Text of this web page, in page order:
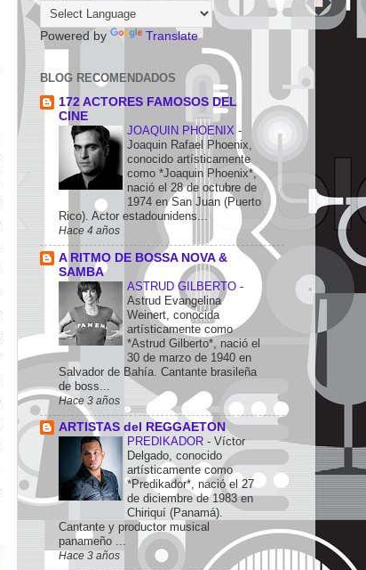
Powered by Translate
BLOG RECOMENDADOS
172 ACTORES FAMOSOS DEL
CINE
JOAQUIN PHOENIX -
Joaquin Rafael Phoenix,
conocido artísticamente
como *Joaquin Phoenix*,
nació el 28 de octubre de
1974 en San Juan (Puerto
Rico). Actor estadounidens...
Hace 4 años
A RITMO DE BOSSA NOVA &
SAMBA
ASTRUD GILBERTO -
Astrud Evangelina
Weinert, conocida
artísticamente como
*Astrud Gilberto*, nació el
30 de marzo de 1940 en
Salvador de Bahía. Cantante brasileña
de boss...
Hace 3 años
ARTISTAS del REGGAETON
PREDIKADOR - Víctor
Delgado, conocido
artísticamente como
*Predikador*, nació el 27
de diciembre de 1983 en
Chiriquí (Panamá).
Cantante y productor musical
panameño ...
Hace 3 años